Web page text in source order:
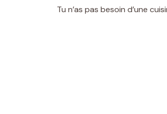
Tu n’as pas besoin d’une